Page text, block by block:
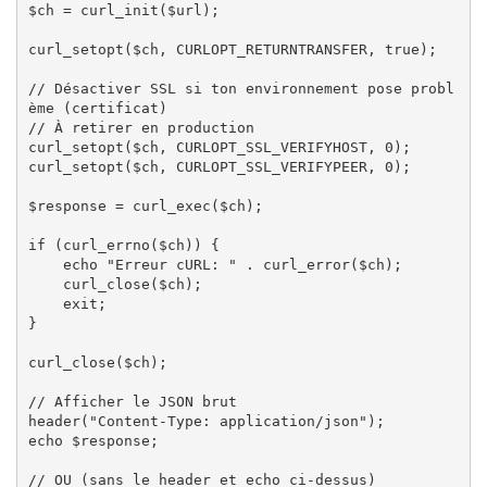
$ch = curl_init($url);
curl_setopt($ch, CURLOPT_RETURNTRANSFER, true);
// Désactiver SSL si ton environnement pose probl
ème (certificat)
// À retirer en production
curl_setopt($ch, CURLOPT_SSL_VERIFYHOST, 0);
curl_setopt($ch, CURLOPT_SSL_VERIFYPEER, 0);
$response = curl_exec($ch);
if (curl_errno($ch)) {
}
curl_close($ch);
// Afficher le JSON brut
header("Content-Type: application/json");
echo $response;
// OU (sans le header et echo ci-dessus)